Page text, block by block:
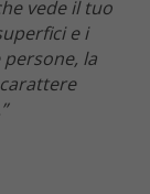
vede il tuo
e i
la